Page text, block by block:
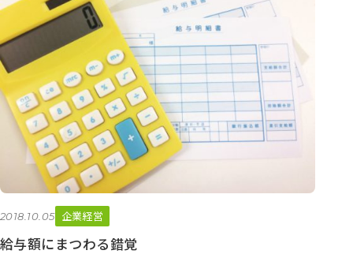
2018.10.05 企業経営
給与額にまつわる錯覚